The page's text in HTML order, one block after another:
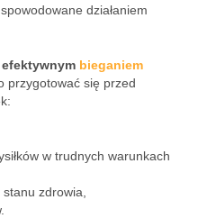
działaniem
efektywnym bieganiem
przygotować się przed
w trudnych warunkach
zdrowia,